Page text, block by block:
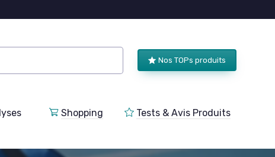
Nos TOPs produits
Shopping Tests & Avis Produits